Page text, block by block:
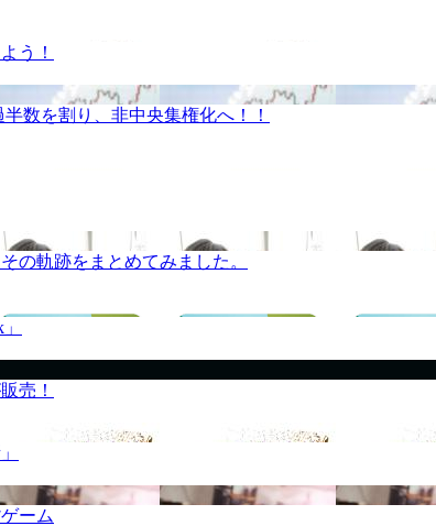
う！
数を割り、非中央集権化へ！！
の軌跡をまとめてみました。
売！
ーム